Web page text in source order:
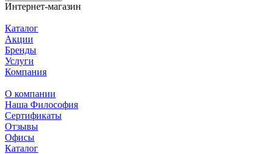
Интернет-магазин
Каталог
Акции
Бренды
Услуги
Компания
О компании
Наша Философия
Сертификаты
Отзывы
Офисы
Каталог